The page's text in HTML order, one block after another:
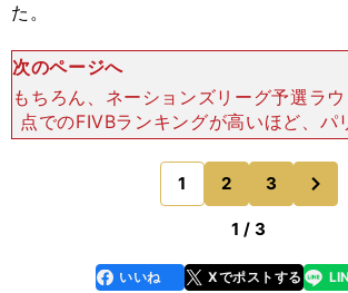
た。
次のページへ
もちろん、ネーションズリーグ予選ラ
点でのFIVBランキングが高いほど、パ
のプール分け（予選ラウンド）で同ラ
勢との対戦を避けられるため、ブラン監
ンキングの）上
1 2 3
1 / 3
faceboo
k
いいね Xでポストする
line